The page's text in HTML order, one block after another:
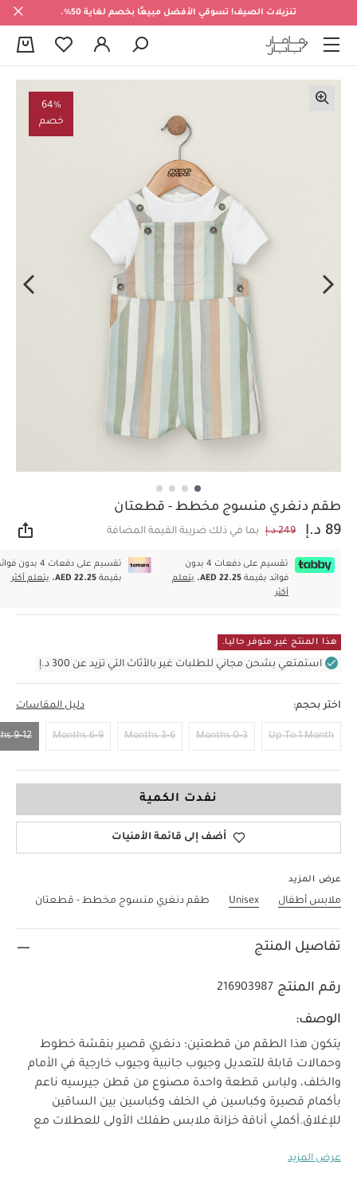
تنزيلات الصيف! تسوقي الأفضل مبيعًا بخصم لغاية 50%.
64%
خصم
طقم دنغري منسوج مخطط - قطعتان
89 د.إ 249 د.إ بما في ذلك ضريبة القيمة المضافة
تقسيم على دفعات 4 بدون
فوائد بقيمة AED 22.25.
يتعلم
أكثر
تقسيم على دفعات 4 بدون
بقيمةAED 22.25. يتعلم أكثر
هذا المنتج غير متوفر حاليا.
استمتعي بشحن مجاني للطلبات غير بالأثاث التي تزيد عن 300 د.إ
اختر بحجم: دليل المقاسات
Up To 1 Month
0-3 Months
3-6 Months
6-9 Months
9-12 Months
نفدت الكمية
أضف إلى قائمة الأمنيات
عرض المزيد
ملابس أطفال Unisex طقم دنغري منسوج مخطط - قطعتان
تفاصيل المنتج
رقم المنتج 216903987
الوصف:
يتكون هذا الطقم من قطعتين؛ دنغري قصير بنقشة خطوط
وحمالات قابلة للتعديل وجيوب جانبية وجيوب خارجية في الأمام
والخلف، ولباس قطعة واحدة مصنوع من قطن جيرسيه ناعم
بأكمام قصيرة وكباسين في الخلف وكباسين بين الساقين
للإغلاق.أكملي أناقة خزانة ملابس طفلك الأولى للعطلات مع
الخروج وملابس مميزة للإطلالات اليومية وتصميمات يمكن
عرض المزيد